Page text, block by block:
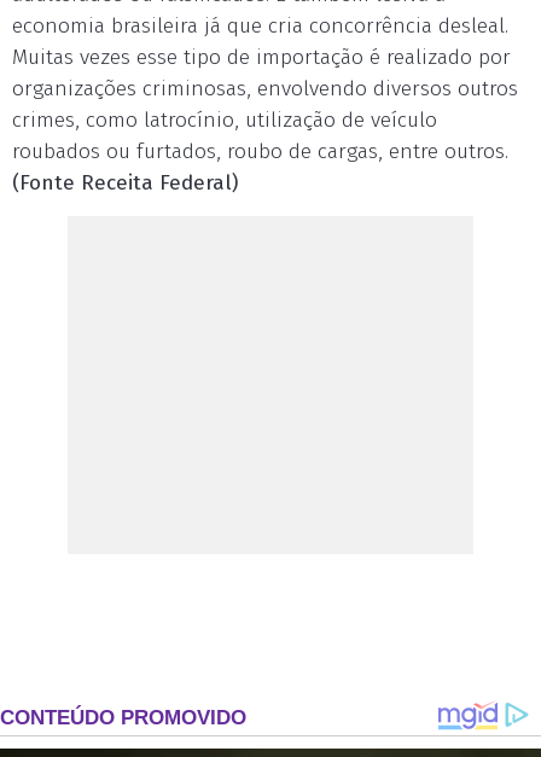
economia brasileira já que cria concorrência desleal.
Muitas vezes esse tipo de importação é realizado por
organizações criminosas, envolvendo diversos outros
crimes, como latrocínio, utilização de veículo
roubados ou furtados, roubo de cargas, entre outros.
(Fonte Receita Federal)